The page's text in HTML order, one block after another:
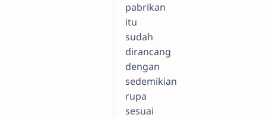
pabrikan
itu
sudah
dirancang
dengan
sedemikian
rupa
sesuai